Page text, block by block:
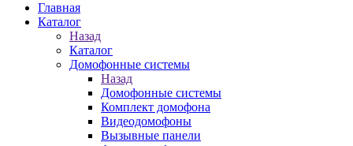
Главная
Каталог
Назад
Каталог
Домофонные системы
Назад
Домофонные системы
Комплект домофона
Видеодомофоны
Вызывные панели